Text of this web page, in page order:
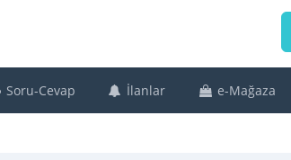
Soru-Cevap İlanlar e-Mağaza